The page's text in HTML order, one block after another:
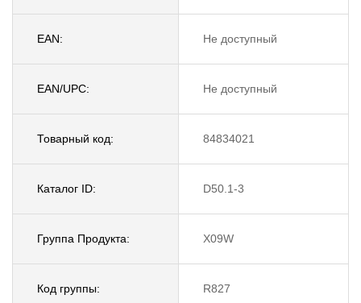
EAN: Не доступный
EAN/UPC: Не доступный
Товарный код: 84834021
Каталог ID: D50.1-3
Группа Продукта: X09W
Код группы: R827